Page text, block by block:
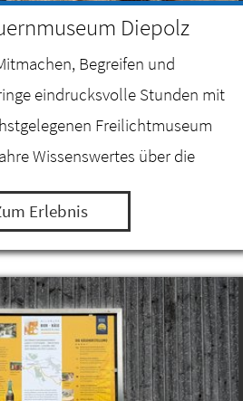
Diepolz
Begreifen und
eindrucksvolle Stunden mit
Freilichtmuseum
Wissenswertes über die
im Allgäu.
Erlebnis